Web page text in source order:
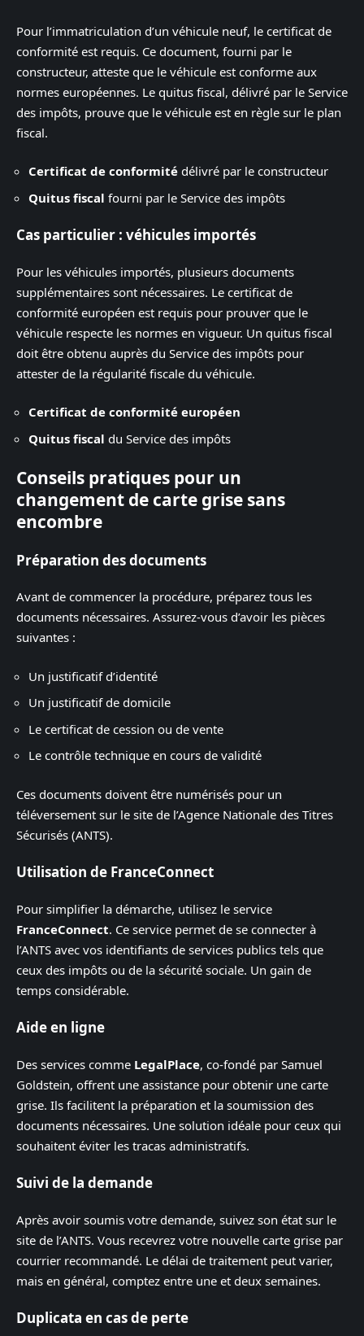
Pour l’immatriculation d’un véhicule neuf, le certificat de
conformité est requis. Ce document, fourni par le
constructeur, atteste que le véhicule est conforme aux
normes européennes. Le quitus fiscal, délivré par le Service
des impôts, prouve que le véhicule est en règle sur le plan
fiscal.
Certificat de conformité délivré par le constructeur
Quitus fiscal fourni par le Service des impôts
Cas particulier : véhicules importés
Pour les véhicules importés, plusieurs documents
supplémentaires sont nécessaires. Le certificat de
conformité européen est requis pour prouver que le
véhicule respecte les normes en vigueur. Un quitus fiscal
doit être obtenu auprès du Service des impôts pour
attester de la régularité fiscale du véhicule.
Certificat de conformité européen
Quitus fiscal du Service des impôts
Conseils pratiques pour un
changement de carte grise sans
encombre
Préparation des documents
Avant de commencer la procédure, préparez tous les
documents nécessaires. Assurez-vous d’avoir les pièces
suivantes :
Un justificatif d’identité
Un justificatif de domicile
Le certificat de cession ou de vente
Le contrôle technique en cours de validité
Ces documents doivent être numérisés pour un
téléversement sur le site de l’Agence Nationale des Titres
Sécurisés (ANTS).
Utilisation de FranceConnect
Pour simplifier la démarche, utilisez le service
FranceConnect. Ce service permet de se connecter à
l’ANTS avec vos identifiants de services publics tels que
ceux des impôts ou de la sécurité sociale. Un gain de
temps considérable.
Aide en ligne
Des services comme LegalPlace, co-fondé par Samuel
Goldstein, offrent une assistance pour obtenir une carte
grise. Ils facilitent la préparation et la soumission des
documents nécessaires. Une solution idéale pour ceux qui
souhaitent éviter les tracas administratifs.
Suivi de la demande
Après avoir soumis votre demande, suivez son état sur le
site de l’ANTS. Vous recevrez votre nouvelle carte grise par
courrier recommandé. Le délai de traitement peut varier,
mais en général, comptez entre une et deux semaines.
Duplicata en cas de perte